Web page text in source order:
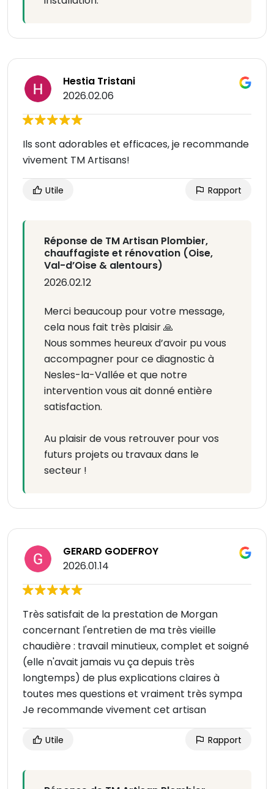
Hestia Tristani
2026.02.06
Ils sont adorables et efficaces, je recommande
vivement TM Artisans!
Utile Rapport
Réponse de TM Artisan Plombier,
chauffagiste et rénovation (Oise,
Val-d’Oise & alentours)
2026.02.12
Merci beaucoup pour votre message,
cela nous fait très plaisir 🙏
Nous sommes heureux d’avoir pu vous
accompagner pour ce diagnostic à
Nesles-la-Vallée et que notre
intervention vous ait donné entière
satisfaction.
Au plaisir de vous retrouver pour vos
futurs projets ou travaux dans le
secteur !
GERARD GODEFROY
2026.01.14
Très satisfait de la prestation de Morgan
concernant l'entretien de ma très vieille
chaudière : travail minutieux, complet et soigné
(elle n'avait jamais vu ça depuis très
longtemps) de plus explications claires à
toutes mes questions et vraiment très sympa
Je recommande vivement cet artisan
Utile Rapport